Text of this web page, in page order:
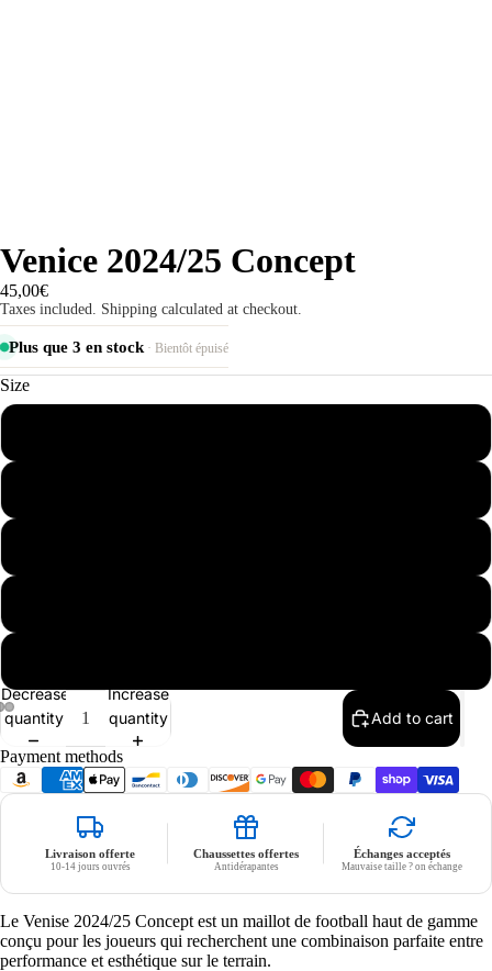
Venice 2024/25 Concept
45,00€
Taxes included. Shipping calculated at checkout.
Plus que 3 en stock· Bientôt épuisé
Size
Decrease
quantity
Increase
quantity
Add to cart
Payment methods
Livraison offerte
10-14 jours ouvrés
Chaussettes offertes
Antidérapantes
Échanges acceptés
Mauvaise taille ? on échange
Le Venise 2024/25 Concept est un maillot de football haut de gamme
conçu pour les joueurs qui recherchent une combinaison parfaite entre
performance et esthétique sur le terrain.